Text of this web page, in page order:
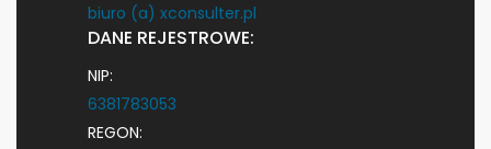
biuro (a) xconsulter.pl
DANE REJESTROWE:
NIP:
6381783053
REGON: